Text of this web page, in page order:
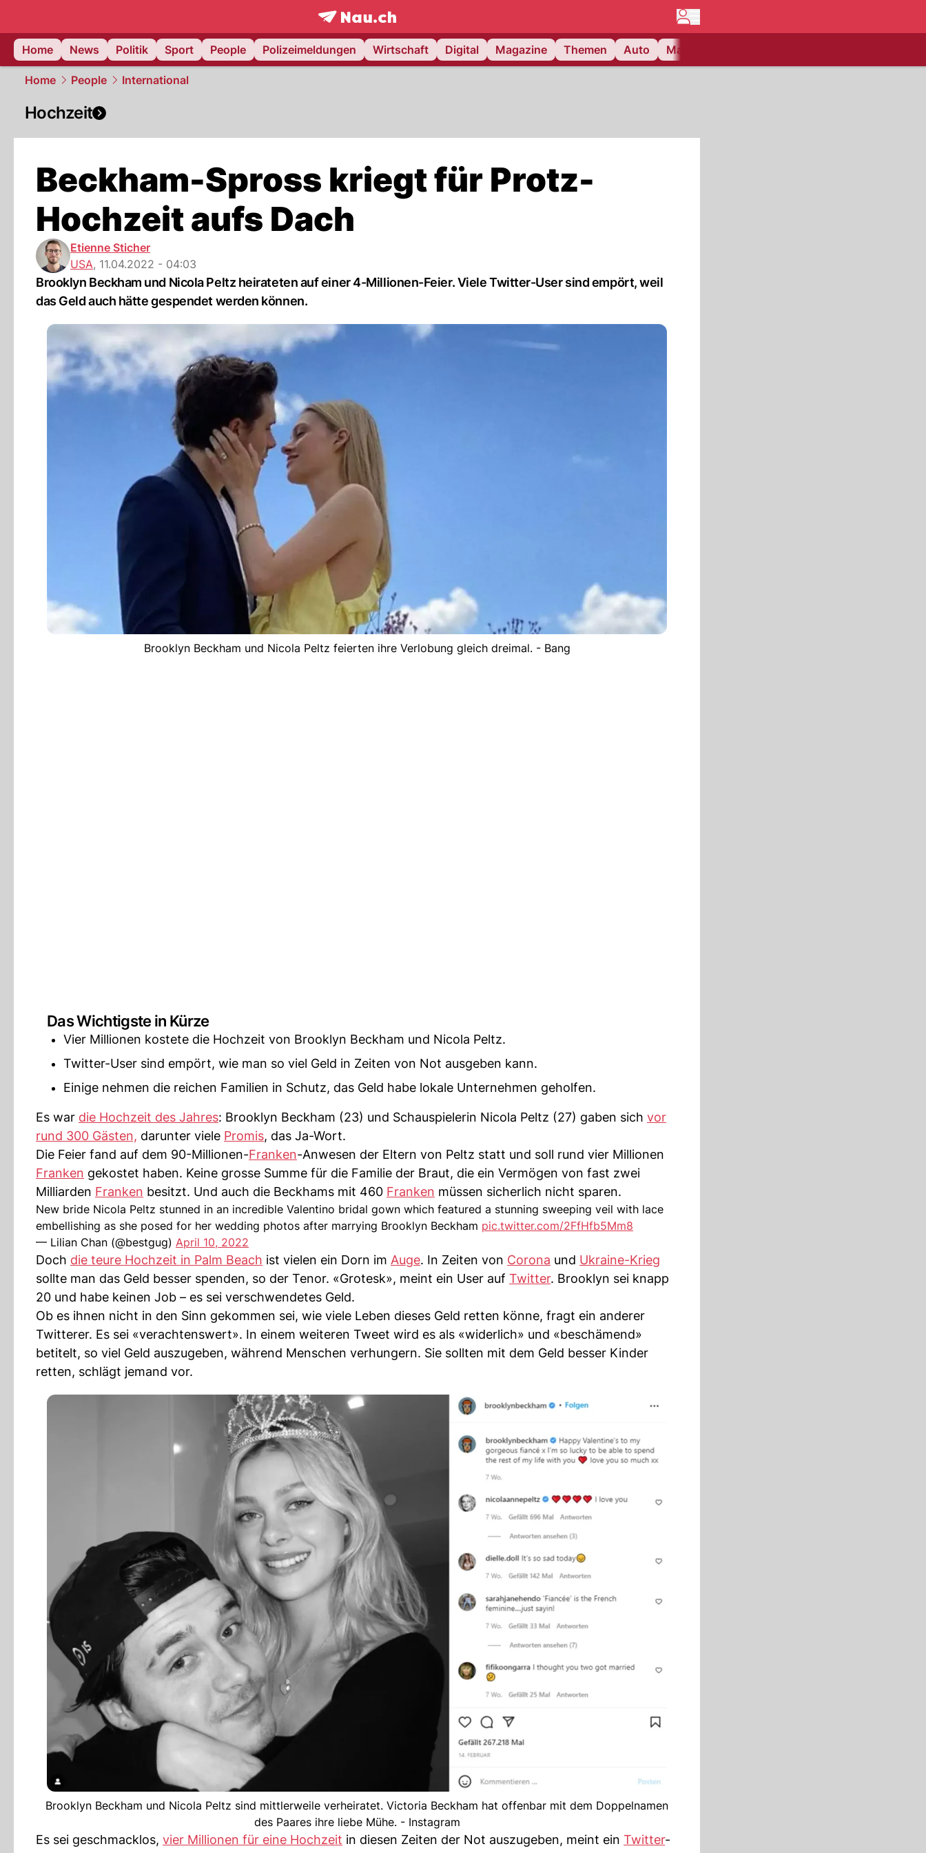
frontpage.NAU.ch
Home
News Politik Sport People Polizeimeldungen Wirtschaft Digital Magazine Themen Auto Matchcenter
Home People International
Hochzeit
Beckham-Spross kriegt für Protz-
Hochzeit aufs Dach
Etienne Sticher
USA, 11.04.2022 - 04:03
Brooklyn Beckham und Nicola Peltz heirateten auf einer 4-Millionen-Feier. Viele Twitter-User sind empört, weil
das Geld auch hätte gespendet werden können.
Brooklyn Beckham und Nicola Peltz feierten ihre Verlobung gleich dreimal. - Bang
Das Wichtigste in Kürze
Vier Millionen kostete die Hochzeit von Brooklyn Beckham und Nicola Peltz.
Twitter-User sind empört, wie man so viel Geld in Zeiten von Not ausgeben kann.
Einige nehmen die reichen Familien in Schutz, das Geld habe lokale Unternehmen geholfen.
Es war die Hochzeit des Jahres: Brooklyn Beckham (23) und Schauspielerin Nicola Peltz (27) gaben sich vor
rund 300 Gästen, darunter viele Promis, das Ja-Wort.
Die Feier fand auf dem 90-Millionen-Franken-Anwesen der Eltern von Peltz statt und soll rund vier Millionen
Franken gekostet haben. Keine grosse Summe für die Familie der Braut, die ein Vermögen von fast zwei
Milliarden Franken besitzt. Und auch die Beckhams mit 460 Franken müssen sicherlich nicht sparen.
New bride Nicola Peltz stunned in an incredible Valentino bridal gown which featured a stunning sweeping veil with lace
embellishing as she posed for her wedding photos after marrying Brooklyn Beckham pic.twitter.com/2FfHfb5Mm8
— Lilian Chan (@bestgug) April 10, 2022
Doch die teure Hochzeit in Palm Beach ist vielen ein Dorn im Auge. In Zeiten von Corona und Ukraine-Krieg
sollte man das Geld besser spenden, so der Tenor. «Grotesk», meint ein User auf Twitter. Brooklyn sei knapp
20 und habe keinen Job – es sei verschwendetes Geld.
Ob es ihnen nicht in den Sinn gekommen sei, wie viele Leben dieses Geld retten könne, fragt ein anderer
Twitterer. Es sei «verachtenswert». In einem weiteren Tweet wird es als «widerlich» und «beschämend»
betitelt, so viel Geld auszugeben, während Menschen verhungern. Sie sollten mit dem Geld besser Kinder
retten, schlägt jemand vor.
Brooklyn Beckham und Nicola Peltz sind mittlerweile verheiratet. Victoria Beckham hat offenbar mit dem Doppelnamen
des Paares ihre liebe Mühe. - Instagram
Es sei geschmacklos, vier Millionen für eine Hochzeit in diesen Zeiten der Not auszugeben, meint ein Twitter-